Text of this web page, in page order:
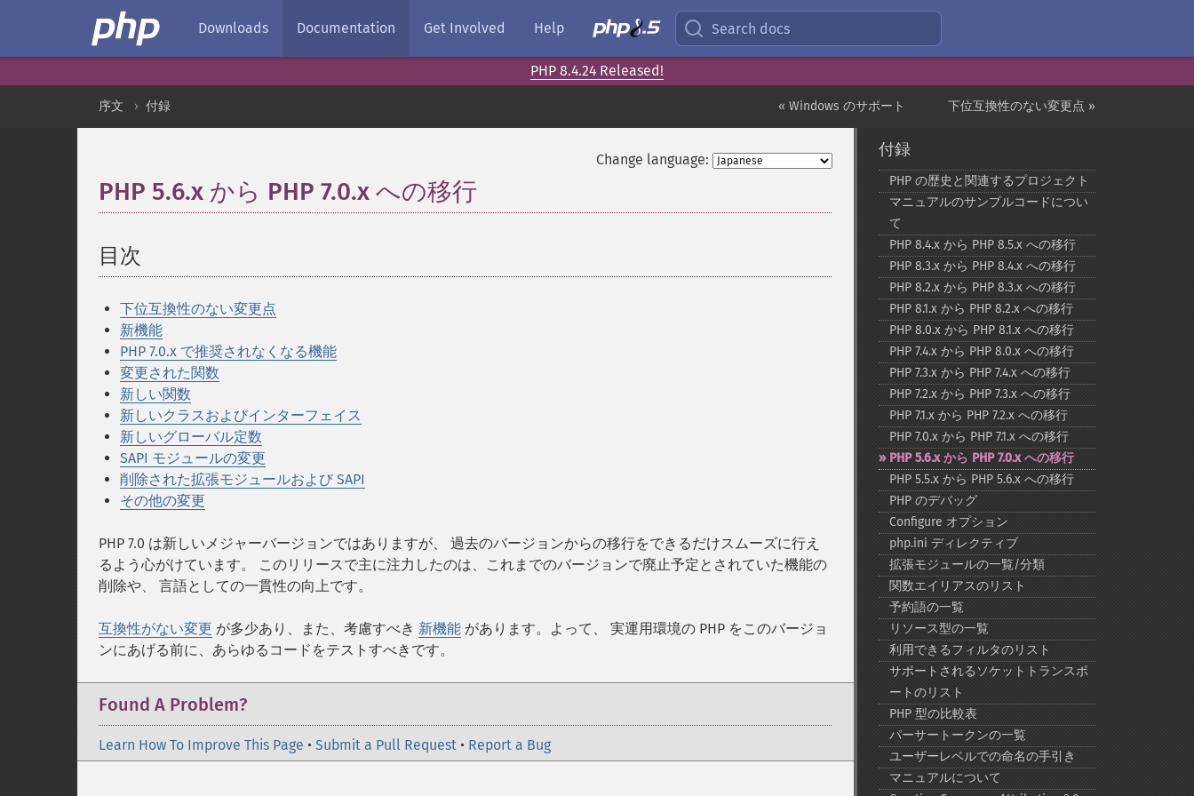
Downloads Documentation Get Involved Help Search docs
PHP 8.4.24 Released!
下位互換性のない変更点 »
« Windows のサポート
序文 付録
Change language:
PHP 5.6.x から PHP 7.0.x への移行
目次
下位互換性のない変更点
新機能
PHP 7.0.x で推奨されなくなる機能
変更された関数
新しい関数
新しいクラスおよびインターフェイス
新しいグローバル定数
SAPI モジュールの変更
削除された拡張モジュールおよび SAPI
その他の変更
PHP 7.0 は新しいメジャーバージョンではありますが、 過去のバージョンからの移行をできるだけスムーズに行え
るよう心がけています。 このリリースで主に注力したのは、これまでのバージョンで廃止予定とされていた機能の
削除や、 言語としての一貫性の向上です。
互換性がない変更 が多少あり、また、考慮すべき 新機能 があります。よって、 実運用環境の PHP をこのバージョ
ンにあげる前に、あらゆるコードをテストすべきです。
Found A Problem?
Learn How To Improve This Page • Submit a Pull Request • Report a Bug
付録
PHP の歴史と関連するプロジェクト
マニュアルのサンプルコードについ
て
PHP 8.4.x から PHP 8.5.x への移行
PHP 8.3.x から PHP 8.4.x への移行
PHP 8.2.x から PHP 8.3.x への移行
PHP 8.1.x から PHP 8.2.x への移行
PHP 8.0.x から PHP 8.1.x への移行
PHP 7.4.x から PHP 8.0.x への移行
PHP 7.3.x から PHP 7.4.x への移行
PHP 7.2.x から PHP 7.3.x への移行
PHP 7.1.x から PHP 7.2.x への移行
PHP 7.0.x から PHP 7.1.x への移行
PHP 5.6.x から PHP 7.0.x への移行
PHP 5.5.x から PHP 5.6.x への移行
PHP のデバッグ
Configure オプション
php.ini ディレクティブ
拡張モジュールの一覧/分類
関数エイリアスのリスト
予約語の一覧
リソース型の一覧
利用できるフィルタのリスト
サポートされるソケットトランスポ
ートのリスト
PHP 型の比較表
パーサートークンの一覧
ユーザーレベルでの命名の手引き
マニュアルについて